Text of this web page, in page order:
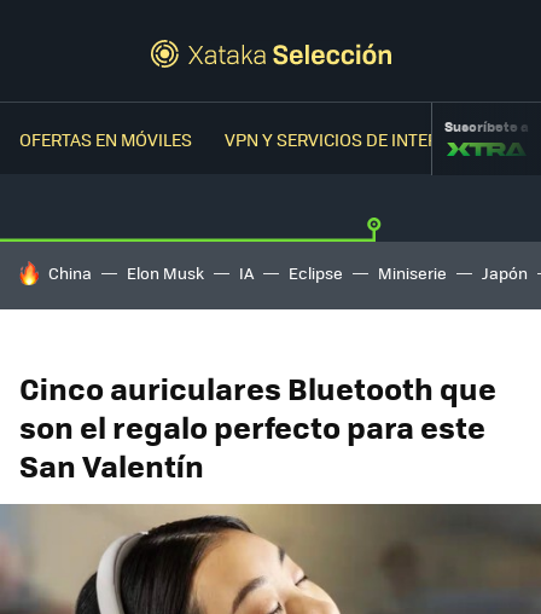
OFERTAS EN MÓVILES VPN Y SERVICIOS DE INTERNETSuscríbete a
HOY SE HABLA DE
China Elon Musk IA Eclipse Miniserie Japón
Cinco auriculares Bluetooth que
son el regalo perfecto para este
San Valentín